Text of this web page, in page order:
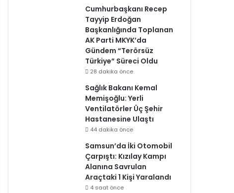
Cumhurbaşkanı Recep
Tayyip Erdoğan
Başkanlığında Toplanan
AK Parti MKYK’da
Gündem “Terörsüz
Türkiye” Süreci Oldu
28 dakika önce
Sağlık Bakanı Kemal
Memişoğlu: Yerli
Ventilatörler Üç Şehir
Hastanesine Ulaştı
44 dakika önce
Samsun’da İki Otomobil
Çarpıştı: Kızılay Kampı
Alanına Savrulan
Araçtaki 1 Kişi Yaralandı
4 saat önce